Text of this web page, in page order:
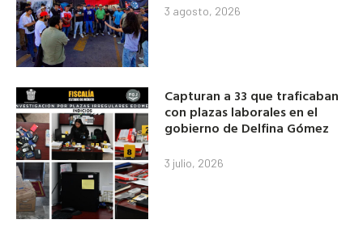
3 agosto, 2026
Capturan a 33 que traficaban
con plazas laborales en el
gobierno de Delfina Gómez
3 julio, 2026